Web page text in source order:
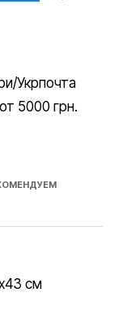
Укрпочта
5000 грн.
cм